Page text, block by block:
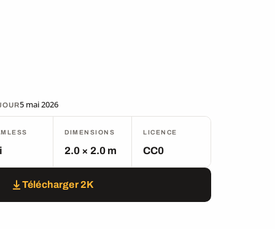
5 mai 2026
DIMENSIONS
2.0 × 2.0 m
LICENCE
CC0
Télécharger 2K